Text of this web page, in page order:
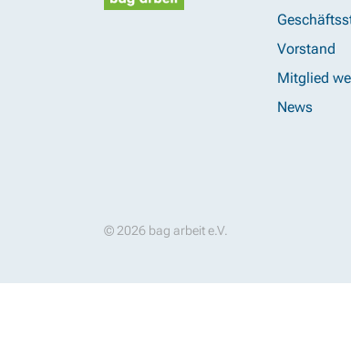
Vorstand
Mitglied
News
© 2026 bag arbeit e.V.